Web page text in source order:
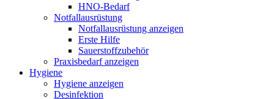
HNO-Bedarf
Notfallausrüstung
Notfallausrüstung anzeigen
Erste Hilfe
Sauerstoffzubehör
Praxisbedarf anzeigen
Hygiene
Hygiene anzeigen
Desinfektion